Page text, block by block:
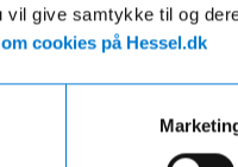
give samtykke til og
cookies på Hessel.dk